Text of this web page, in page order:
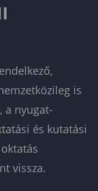
is
a nyugat-
és kutatási
vissza.